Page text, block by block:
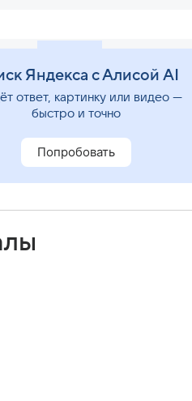
Звезды
Яндекса с Алисой AI
ответ, картинку или видео —
быстро и точно
Попробовать